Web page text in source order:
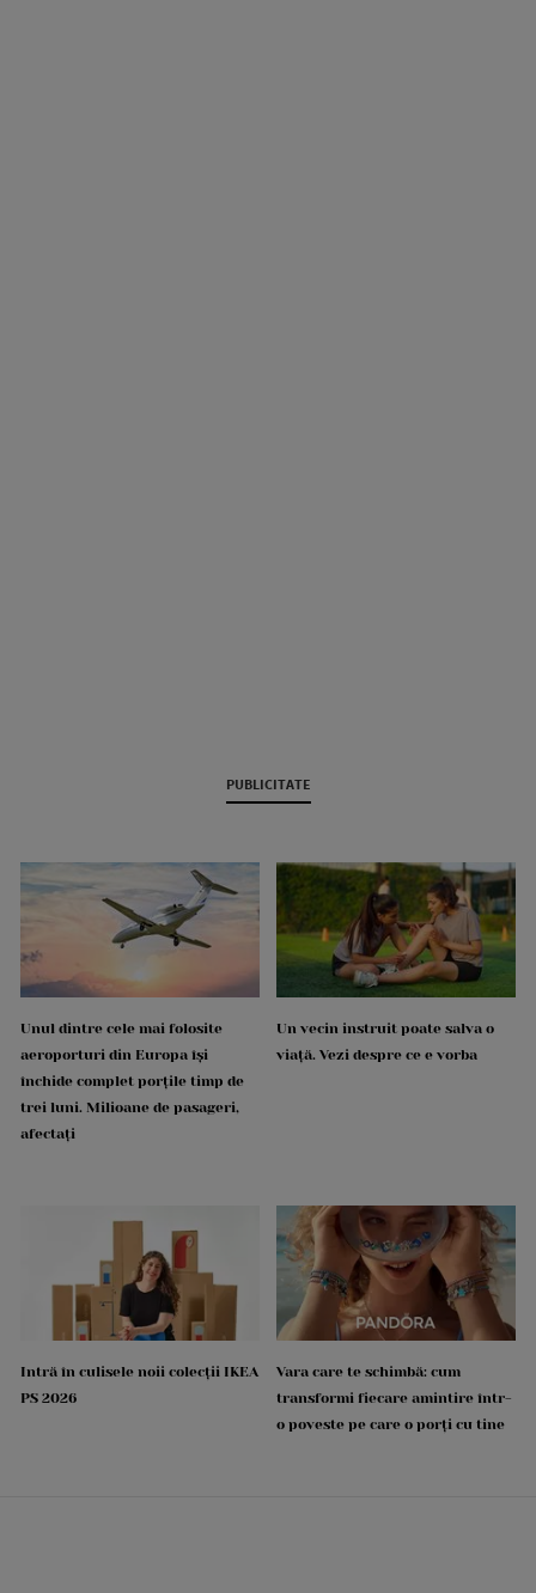
PUBLICITATE
Unul dintre cele mai folosite
aeroporturi din Europa își
închide complet porțile timp de
trei luni. Milioane de pasageri,
afectați
Un vecin instruit poate salva o
viață. Vezi despre ce e vorba
Intră în culisele noii colecții IKEA
PS 2026
Vara care te schimbă: cum
transformi fiecare amintire într-
o poveste pe care o porți cu tine